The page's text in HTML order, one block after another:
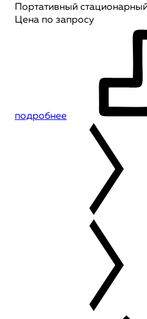
Портативный
Цена по запросу
подробнее